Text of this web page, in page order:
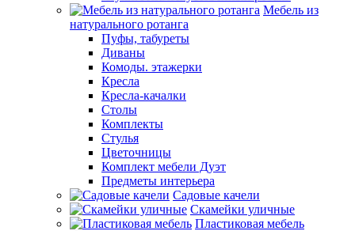
Мебель из
натурального ротанга
Пуфы, табуреты
Диваны
Комоды. этажерки
Кресла
Кресла-качалки
Столы
Комплекты
Стулья
Цветочницы
Комплект мебели Дуэт
Предметы интерьера
Садовые качели
Скамейки уличные
Пластиковая мебель